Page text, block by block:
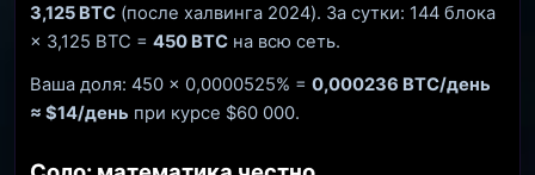
3,125 BTC (после халвинга 2024). За сутки: 144 блока
× 3,125 BTC = 450 BTC на всю сеть.
Ваша доля: 450 × 0,0000525% = 0,000236 BTC/день
≈ $14/день при курсе $60 000.